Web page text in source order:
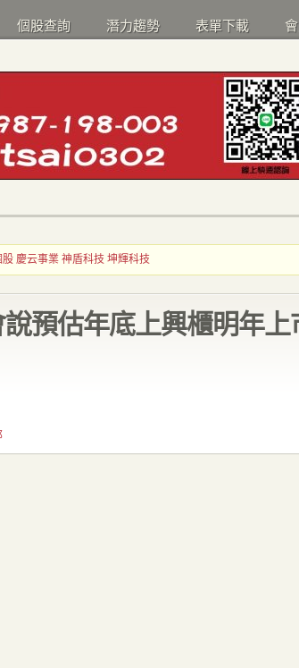
個股查詢 潛力趨勢 表單下載
慶云事業 神盾科技 坤輝科技
預估年底上興櫃明年上